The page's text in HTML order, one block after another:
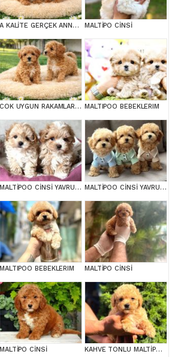
A KALİTE GERÇEK ANNE BABA MALTİPOO YAVRULAR MALTİPO CİNSİ
COK UYGUN RAKAMLARA GERÇEK MALTİPOO YAVRULAR MALTIPOO BEBEKLERIM
MALTİPOO CİNSİ YAVRULAR EV ÜRETİMİ MALTİPOO CİNSİ YAVRULAR EV ÜRETİMİ
MALTIPOO BEBEKLERIM MALTİPO CİNSİ
MALTİPO CİNSİ KAHVE TONLU MALTİPOO CİNSİ YAVRULAR